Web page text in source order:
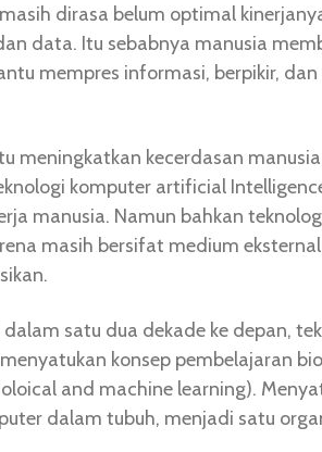
dirasa belum optimal
data. Itu sebabnya manusia
mempres informasi, berpikir,
meningkatkan kecerdasan
komputer artificial
manusia. Namun bahkan
masih bersifat medium
satu dua dekade ke depan,
konsep pembelajaran
and machine learning).
dalam tubuh, menjadi satu